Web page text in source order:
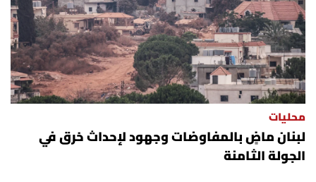
محليات
لبنان ماضٍ بالمفاوضات وجهود لإحداث خرق في
الجولة الثامنة